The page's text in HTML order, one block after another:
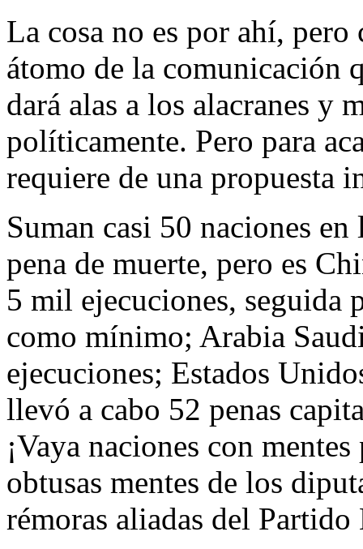
La cosa no es por ahí, pero
átomo de la comunicación
dará alas a los alacranes y
políticamente. Pero para
requiere de una propuesta
Suman casi 50 naciones
pena de muerte, pero es
5 mil ejecuciones, seguida
como mínimo; Arabia
ejecuciones; Estados
llevó a cabo 52 penas
¡Vaya naciones con
obtusas mentes de los
rémoras aliadas del Partido